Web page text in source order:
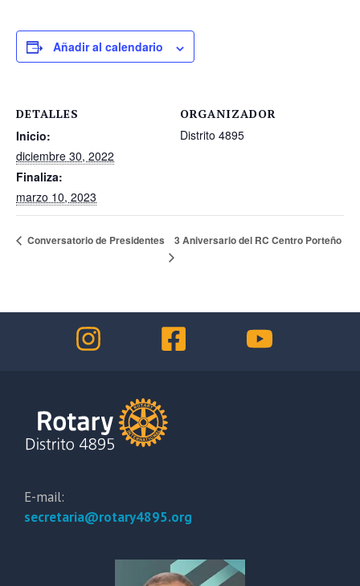
Añadir al calendario
DETALLES
Inicio:
diciembre 30, 2022
Finaliza:
marzo 10, 2023
ORGANIZADOR
Distrito 4895
Conversatorio de Presidentes 3 Aniversario del RC Centro Porteño
E-mail:
secretaria@rotary4895.org